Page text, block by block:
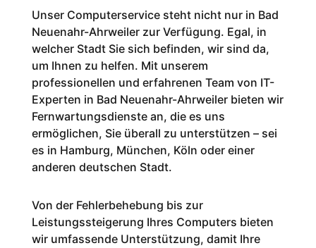
Unser Computerservice steht nicht nur in Bad
Neuenahr-Ahrweiler zur Verfügung. Egal, in
welcher Stadt Sie sich befinden, wir sind da,
um Ihnen zu helfen. Mit unserem
professionellen und erfahrenen Team von IT-
Experten in Bad Neuenahr-Ahrweiler bieten wir
Fernwartungsdienste an, die es uns
ermöglichen, Sie überall zu unterstützen – sei
es in Hamburg, München, Köln oder einer
anderen deutschen Stadt.
Von der Fehlerbehebung bis zur
Leistungssteigerung Ihres Computers bieten
wir umfassende Unterstützung, damit Ihre